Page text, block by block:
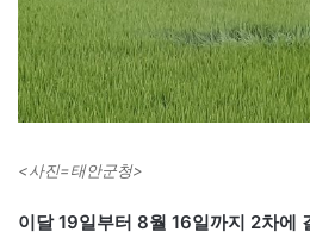
<사진=태안군청>
이달 19일부터 8월 16일까지 2차에